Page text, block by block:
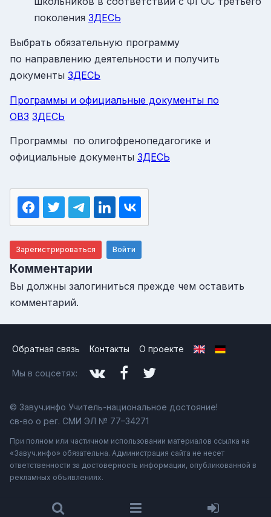
поколения ЗДЕСЬ
Выбрать обязательную программу
по направлению деятельности и получить
документы ЗДЕСЬ
Программы и официальные документы по
ОВЗ ЗДЕСЬ
Программы по олигофренопедагогике и
официальные документы ЗДЕСЬ
Зарегистрироваться Войти
Комментарии
Вы должны залогиниться прежде чем оставить
комментарий.
Обратная связь Контакты О проекте
Мы в соцсетях:
© Завуч.инфо Учитель-национальное достояние!
св-во о рег. СМИ ЭЛ № 77–34271
При полном или частичном использовании материалов ссылка на
«Завуч.инфо» обязательна. Администрация сайта не несет
ответственности за достоверность информации, опубликованной в
рекламных объявлениях.